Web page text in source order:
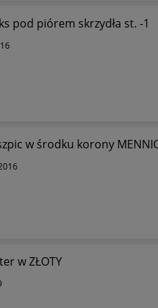
pod piórem skrzydła st. -1
w środku korony
w ZŁOTY